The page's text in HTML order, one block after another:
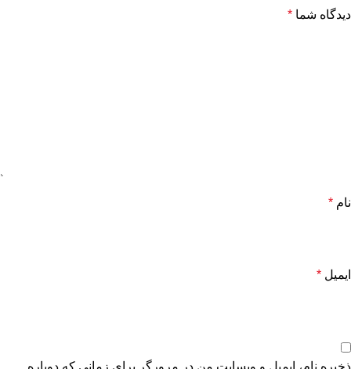
دیدگاه شما *
نام *
ایمیل *
ذخیره نام، ایمیل و وبسایت من در مرورگر برای زمانی که دوباره